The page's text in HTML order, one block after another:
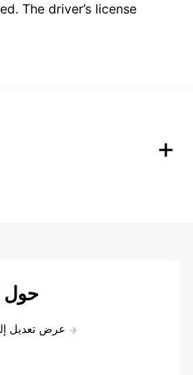
The driver’s license
حول
عرض تعديل